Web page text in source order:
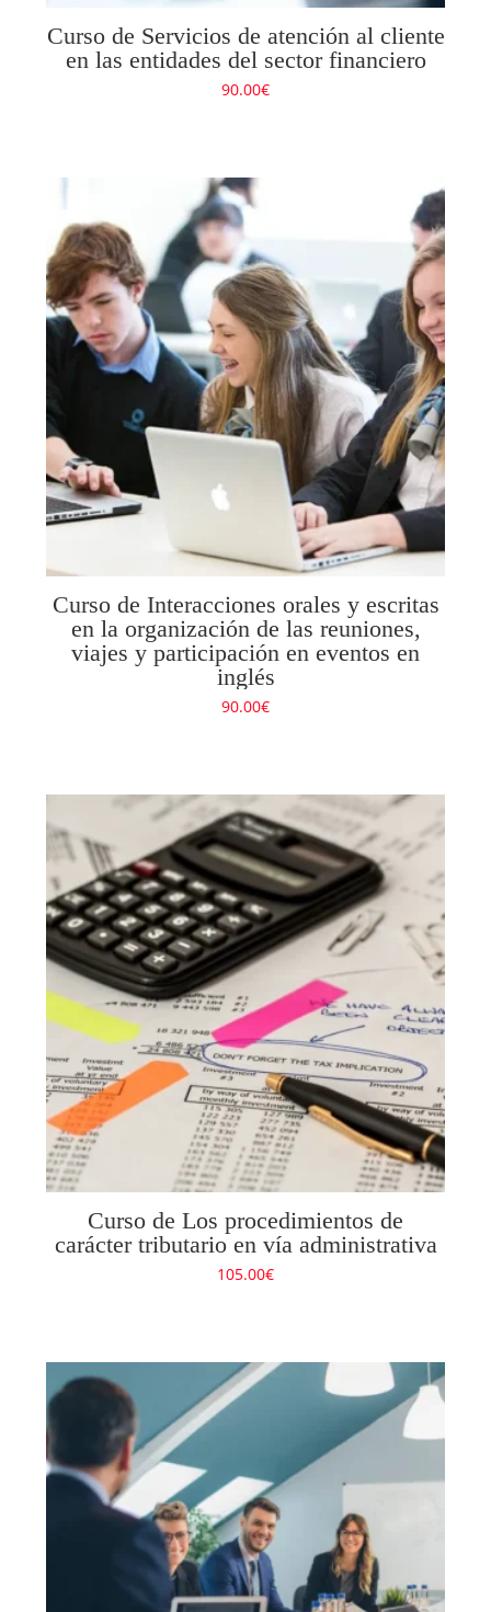
Curso de Servicios de atención al cliente
en las entidades del sector financiero
90.00€
Curso de Interacciones orales y escritas
en la organización de las reuniones,
viajes y participación en eventos en
inglés
90.00€
Curso de Los procedimientos de
carácter tributario en vía administrativa
105.00€